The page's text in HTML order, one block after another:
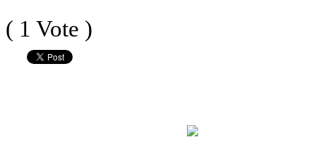
( 1 Vote )